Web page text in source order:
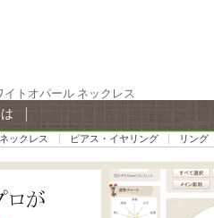
イトオパール ネックレス
ネックレス ピアス・イヤリング リング